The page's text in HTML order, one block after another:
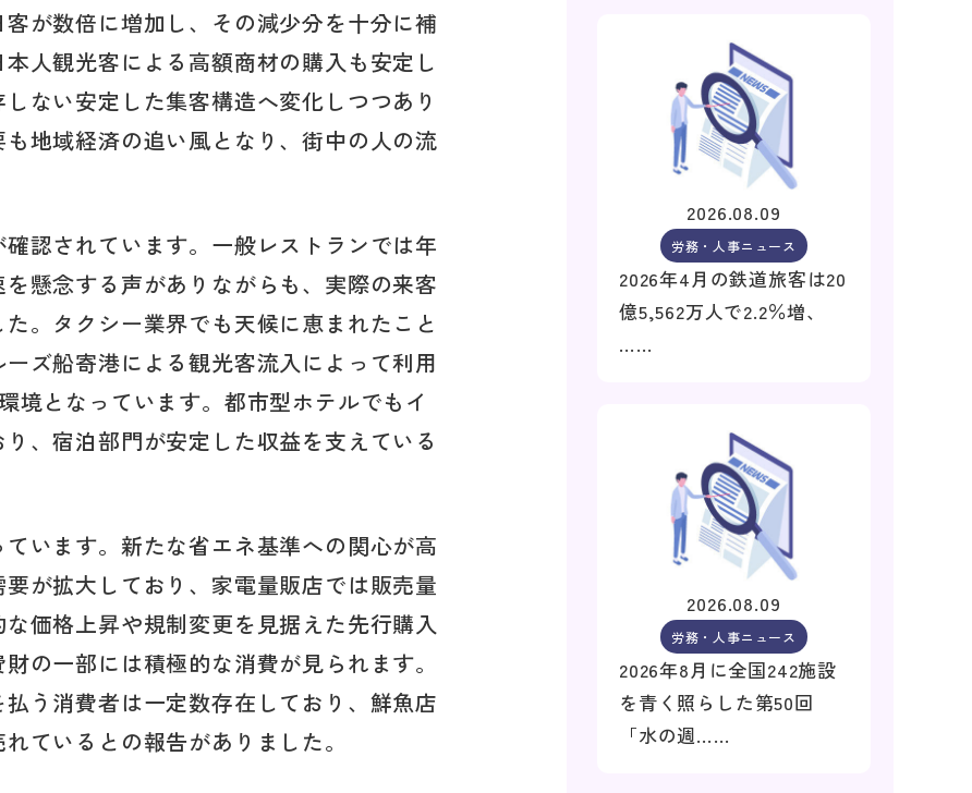
が数倍に増加し、その減少分を十分に補
人観光客による高額商材の購入も安定し
ない安定した集客構造へ変化しつつあり
地域経済の追い風となり、街中の人の流
認されています。一般レストランでは年
懸念する声がありながらも、実際の来客
。タクシー業界でも天候に恵まれたこと
ズ船寄港による観光客流入によって利用
境となっています。都市型ホテルでもイ
、宿泊部門が安定した収益を支えている
います。新たな省エネ基準への関心が高
が拡大しており、家電量販店では販売量
価格上昇や規制変更を見据えた先行購入
の一部には積極的な消費が見られます。
う消費者は一定数存在しており、鮮魚店
ているとの報告がありました。
2026.08.09
労務・人事ニュース
2026年4月の鉄道旅客は20
億5,562万人で2.2％増、
……
2026.08.09
労務・人事ニュース
2026年8月に全国242施設
を青く照らした第50回
「水の週……